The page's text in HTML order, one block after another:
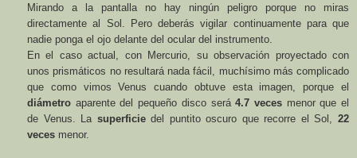
Mirando a la pantalla no hay ningún peligro porque no miras
directamente al Sol. Pero deberás vigilar continuamente para que
nadie ponga el ojo delante del ocular del instrumento.
En el caso actual, con Mercurio, su observación proyectado con
unos prismáticos no resultará nada fácil, muchísimo más complicado
que como vimos Venus cuando obtuve esta imagen, porque el
diámetro aparente del pequeño disco será4.7 vecesmenor que el
de Venus. La superficiedel puntito oscuro que recorre el Sol,22
veces menor.